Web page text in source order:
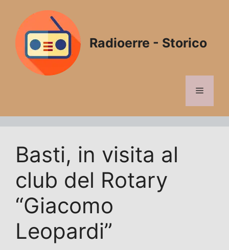
contenuto
Radioerre - Storico
Menu
Basti, in visita al
club del Rotary
“Giacomo
Leopardi”